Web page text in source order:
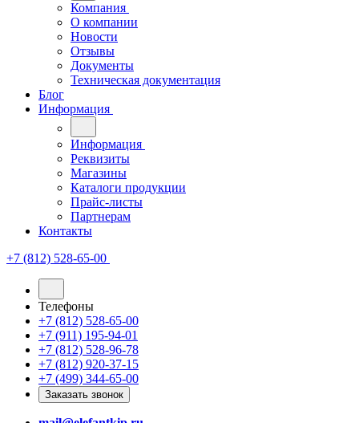
Компания
О компании
Новости
Отзывы
Документы
Техническая документация
Блог
Информация
Информация
Реквизиты
Магазины
Каталоги продукции
Прайс-листы
Партнерам
Контакты
+7 (812) 528-65-00
Телефоны
+7 (812) 528-65-00
+7 (911) 195-94-01
+7 (812) 528-96-78
+7 (812) 920-37-15
+7 (499) 344-65-00
Заказать звонок